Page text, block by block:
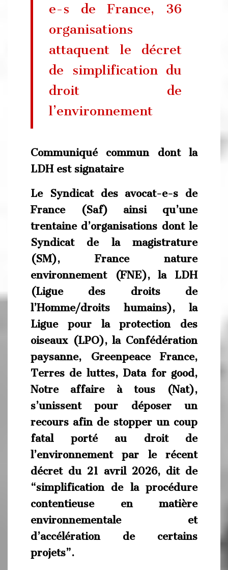
e-s de France, 36
organisations
attaquent le décret
de simplification du
droit de
l’environnement
Communiqué commun dont la
LDH est signataire
Le Syndicat des avocat-e-s de
France (Saf) ainsi qu’une
trentaine d’organisations dont le
Syndicat de la magistrature
(SM), France nature
environnement (FNE), la LDH
(Ligue des droits de
l’Homme/droits humains), la
Ligue pour la protection des
oiseaux (LPO), la Confédération
paysanne, Greenpeace France,
Terres de luttes, Data for good,
Notre affaire à tous (Nat),
s’unissent pour déposer un
recours afin de stopper un coup
fatal porté au droit de
l’environnement par le récent
décret du 21 avril 2026, dit de
“simplification de la procédure
contentieuse en matière
environnementale et
d’accélération de certains
projets”.